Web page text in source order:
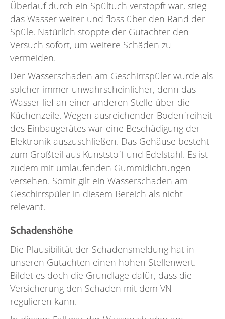
Überlauf durch ein Spültuch verstopft war, stieg
das Wasser weiter und floss über den Rand der
Spüle. Natürlich stoppte der Gutachter den
Versuch sofort, um weitere Schäden zu
vermeiden.
Der Wasserschaden am Geschirrspüler wurde als
solcher immer unwahrscheinlicher, denn das
Wasser lief an einer anderen Stelle über die
Küchenzeile. Wegen ausreichender Bodenfreiheit
des Einbaugerätes war eine Beschädigung der
Elektronik auszuschließen. Das Gehäuse besteht
zum Großteil aus Kunststoff und Edelstahl. Es ist
zudem mit umlaufenden Gummidichtungen
versehen. Somit gilt ein Wasserschaden am
Geschirrspüler in diesem Bereich als nicht
relevant.
Schadenshöhe
Die Plausibilität der Schadensmeldung hat in
unseren Gutachten einen hohen Stellenwert.
Bildet es doch die Grundlage dafür, dass die
Versicherung den Schaden mit dem VN
regulieren kann.